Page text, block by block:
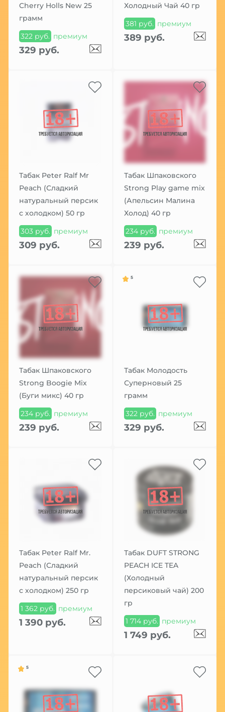
Cherry Holls New 25
грамм
322 руб. премиум
329 руб.
Холодный Чай 40 гр
381 руб. премиум
389 руб.
Табак Peter Ralf Mr
Peach (Сладкий
натуральный персик
с холодком) 50 гр
303 руб. премиум
309 руб.
Табак Шпаковского
Strong Play game mix
(Апельсин Малина
Холод) 40 гр
234 руб. премиум
239 руб.
Табак Шпаковского
Strong Boogie Mix
(Буги микс) 40 гр
234 руб. премиум
239 руб.
5
Табак Молодость
Суперновый 25
грамм
322 руб. премиум
329 руб.
Табак Peter Ralf Mr.
Peach (Сладкий
натуральный персик
с холодком) 250 гр
1 362 руб. премиум
1 390 руб.
Табак DUFT STRONG
PEACH ICE TEA
(Холодный
персиковый чай) 200
гр
1 714 руб. премиум
1 749 руб.
5